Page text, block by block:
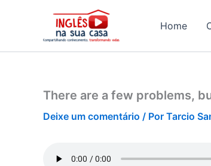
conteúdo
Home
There are a few problems,
Deixe um comentário / Por Tarcio